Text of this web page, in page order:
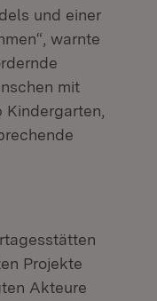
und einer
warnte
mit
Projekte
Akteure